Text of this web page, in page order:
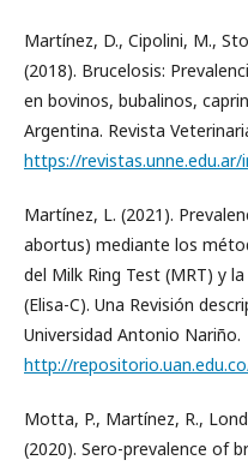
Martínez, D., Cipolini, M.,
(2018). Brucelosis:
en bovinos, bubalinos,
Argentina. Revista
https://
Martínez, L. (2021).
abortus) mediante los
del Milk Ring Test (MRT) y
(Elisa-C). Una Revisión
Universidad Antonio Nariño.
http://
Motta, P., Martínez, R.,
(2020). Sero-prevalence of